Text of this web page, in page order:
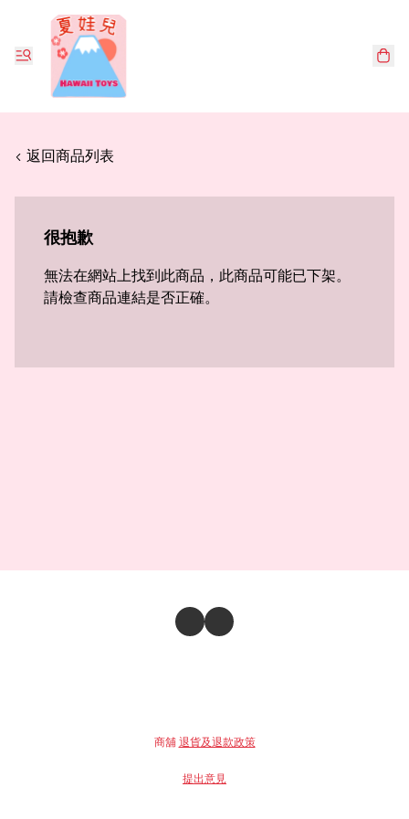
< 返回商品列表
很抱歉
無法在網站上找到此商品，此商品可能已下架。
請檢查商品連結是否正確。
商舖 退貨及退款政策
提出意見